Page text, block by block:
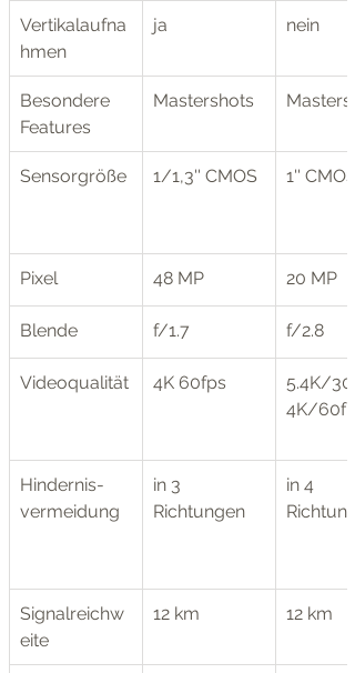
Vertikalaufna
hmen
ja nein
Besondere
Features
Mastershots
Sensorgröße 1/1,3'' CMOS 1'' CMOS
Pixel 48 MP 20 MP
Blende f/1.7 f/2.8
Videoqualität 4K 60fps
5.4K/
4K/60fps
Hindernis-
vermeidung
in 3
Richtungen
in 4
Signalreichw
eite
12 km 12 km